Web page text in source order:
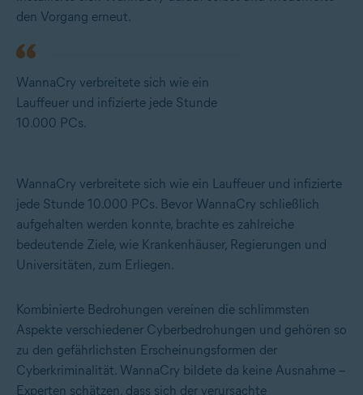
den Vorgang erneut.
WannaCry verbreitete sich wie ein
Lauffeuer und infizierte jede Stunde
10.000 PCs.
WannaCry verbreitete sich wie ein Lauffeuer und infizierte
jede Stunde 10.000 PCs. Bevor WannaCry schließlich
aufgehalten werden konnte, brachte es zahlreiche
bedeutende Ziele, wie Krankenhäuser, Regierungen und
Universitäten, zum Erliegen.
Kombinierte Bedrohungen vereinen die schlimmsten
Aspekte verschiedener Cyberbedrohungen und gehören so
zu den gefährlichsten Erscheinungsformen der
Cyberkriminalität. WannaCry bildete da keine Ausnahme –
Experten schätzen, dass sich der verursachte